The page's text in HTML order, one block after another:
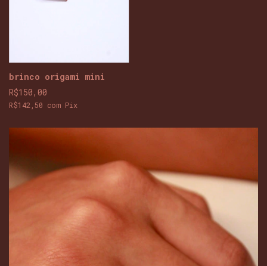
brinco origami mini
R$150,00
R$142,50 com Pix